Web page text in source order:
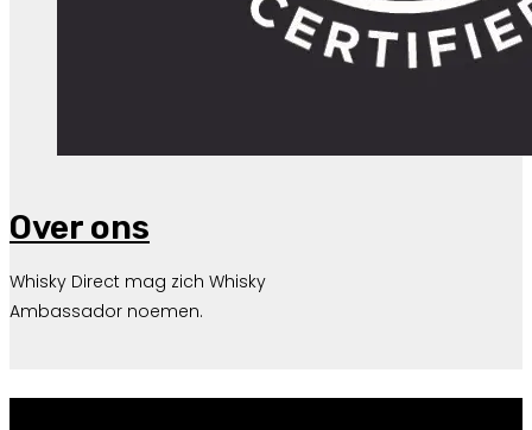
Over ons
Whisky Direct mag zich Whisky
Ambassador noemen.